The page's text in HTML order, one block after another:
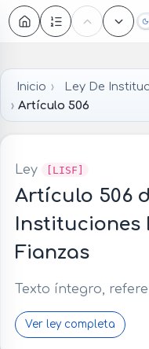
Inicio
Ley De
Artículo 506
Ley [LISF]
Artículo 506
Instituciones
Fianzas
Texto íntegro,
Ver ley completa